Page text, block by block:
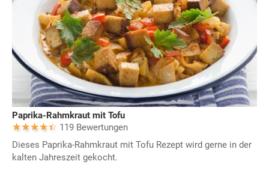
Paprika-Rahmkraut mit Tofu
119 Bewertungen
Dieses Paprika-Rahmkraut mit Tofu Rezept wird gerne in der
kalten Jahreszeit gekocht.